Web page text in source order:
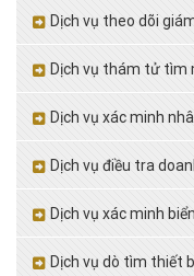
Dịch vụ theo dõi
Dịch vụ thám tử tìm
Dịch vụ xác minh
Dịch vụ điều tra
Dịch vụ xác minh
Dịch vụ dò tìm thiết